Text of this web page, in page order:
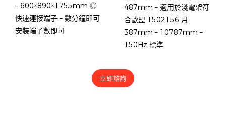
– 600×890×1755mm ◎
快速連接端子 – 數分鐘即可
安裝端子數即可
487mm – 適用於淺電架符
合歐盟 1502156 月
387mm – 10787mm –
150Hz 標準
立即諮詢